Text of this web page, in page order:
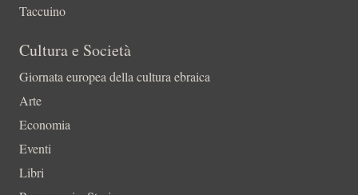
Taccuino
Cultura e Società
Giornata europea della cultura ebraica
Arte
Economia
Eventi
Libri